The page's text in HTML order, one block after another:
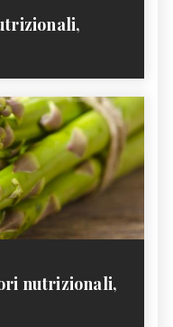
nutrizionali,